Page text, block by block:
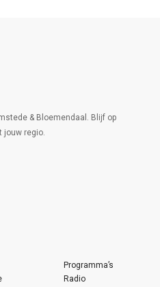
& Bloemendaal. Blijf op
regio.
Programma’s
Radio